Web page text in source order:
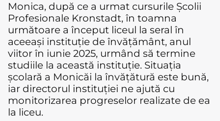
Monica, după ce a urmat cursurile Școlii
Profesionale Kronstadt, în toamna
următoare a început liceul la seral în
aceeași instituție de învățământ, anul
viitor în iunie 2025, urmând să termine
studiile la această instituție. Situația
școlară a Monicăi la învățătură este bună,
iar directorul instituției ne ajută cu
monitorizarea progreselor realizate de ea
la liceu.